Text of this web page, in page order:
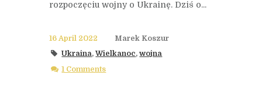
rozpoczęciu wojny o Ukrainę. Dziś o...
16 April 2022
Marek Koszur
Ukraina,Wielkanoc,wojna
1 Comments